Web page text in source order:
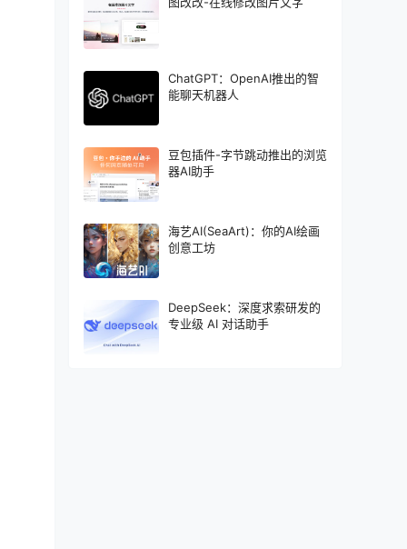
ChatGPT：OpenAI推出的智
能聊天机器人
豆包插件-字节跳动推出的浏览
器AI助手
海艺AI(SeaArt)：你的AI绘画
创意工坊
DeepSeek：深度求索研发的
专业级 AI 对话助手